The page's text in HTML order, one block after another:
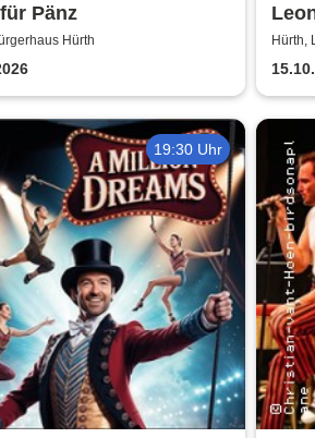
Pänz
Hürth Hürth,
19:30 Uhr